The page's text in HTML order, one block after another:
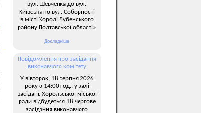
вул. Шевченка до вул.
Київська по вул. Соборності
в місті Хоролі Лубенського
району Полтавської області»
Докладніше
Повідомлення про засідання
виконавчого комітету
У вівторок, 18 серпня 2026
року о 14:00 год., у залі
засідань Хорольської міської
ради відбудеться 18 чергове
засідання виконавчого